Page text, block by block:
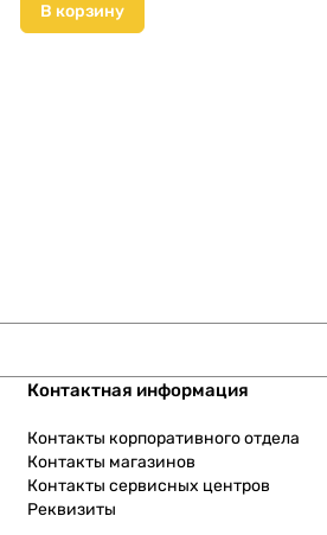
В корзину
Контактная информация
Контакты корпоративного отдела
Контакты магазинов
Контакты сервисных центров
Реквизиты